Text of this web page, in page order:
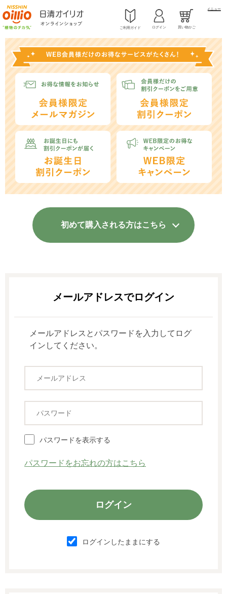
ご利用ガイド ログイン 買い物かご
メニュー
初めて購入される方はこちら
メールアドレスとパスワードを入力してログ
インしてください。
パスワードを表示する
ログインしたままにする
パスワードをお忘れの方はこちら